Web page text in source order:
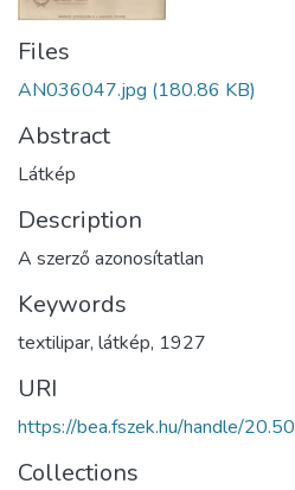
Files
AN036047.jpg (180.86 KB)
Abstract
Látkép
Description
A szerző azonosítatlan
Keywords
textilipar, látkép, 1927
URI
https://bea.fszek.hu/handle/
Collections